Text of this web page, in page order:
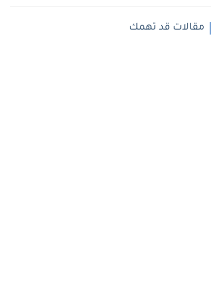
مقالات قد تهمك